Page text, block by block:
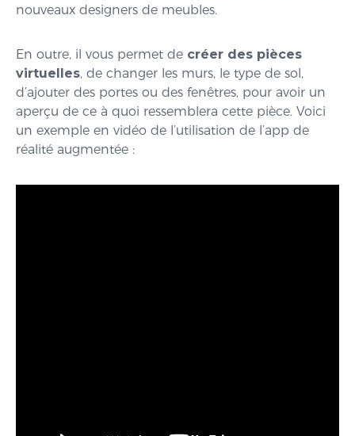
nouveaux designers de meubles.
En outre, il vous permet de créer des pièces
virtuelles, de changer les murs, le type de sol,
d’ajouter des portes ou des fenêtres, pour avoir un
aperçu de ce à quoi ressemblera cette pièce. Voici
un exemple en vidéo de l’utilisation de l’app de
réalité augmentée :